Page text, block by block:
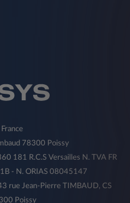
France
78300 Poissy
181 R.C.S Versailles N. TVA FR
- N. ORIAS 08045147
rue Jean-Pierre TIMBAUD, CS
Poissy